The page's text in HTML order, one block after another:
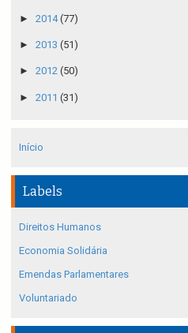
► 2014(77)
► 2013 (51)
► 2012 (50)
► 2011 (31)
Início
Labels
Direitos Humanos
Economia Solidária
Emendas Parlamentares
Voluntariado